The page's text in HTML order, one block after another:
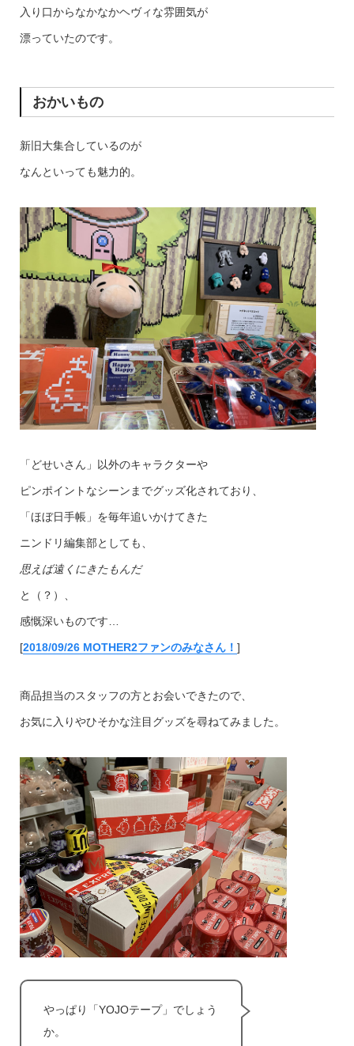
入り口からなかなかヘヴィな雰囲気が
漂っていたのです。
おかいもの
新旧大集合しているのが
なんといっても魅力的。
「どせいさん」以外のキャラクターや
ピンポイントなシーンまでグッズ化されており、
「ほぼ日手帳」を毎年追いかけてきた
ニンドリ編集部としても、
思えば遠くにきたもんだ
と（？）、
感慨深いものです…
[2018/09/26 MOTHER2ファンのみなさん！ ]
商品担当のスタッフの方とお会いできたので、
お気に入りやひそかな注目グッズを尋ねてみました。
やっぱり「YOJOテープ」でしょう
か。